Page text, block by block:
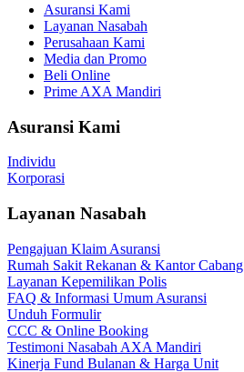
Asuransi Kami
Layanan Nasabah
Perusahaan Kami
Media dan Promo
Beli Online
Prime AXA Mandiri
Asuransi Kami
Individu
Korporasi
Layanan Nasabah
Pengajuan Klaim Asuransi
Rumah Sakit Rekanan & Kantor Cabang
Layanan Kepemilikan Polis
FAQ & Informasi Umum Asuransi
Unduh Formulir
CCC & Online Booking
Testimoni Nasabah AXA Mandiri
Kinerja Fund Bulanan & Harga Unit